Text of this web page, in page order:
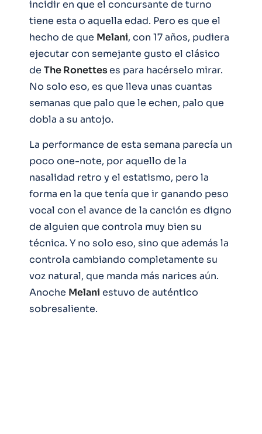
incidir en que el concursante de turno
tiene esta o aquella edad. Pero es que el
hecho de que Melani, con 17 años, pudiera
ejecutar con semejante gusto el clásico
de The Ronetteses para hacérselo mirar.
No solo eso, es que lleva unas cuantas
semanas que palo que le echen, palo que
dobla a su antojo.
La performance de esta semana parecía un
poco one-note, por aquello de la
nasalidad retro y el estatismo, pero la
forma en la que tenía que ir ganando peso
vocal con el avance de la canción es digno
de alguien que controla muy bien su
técnica. Y no solo eso, sino que además la
controla cambiando completamente su
voz natural, que manda más narices aún.
Anoche Melani estuvo de auténtico
sobresaliente.